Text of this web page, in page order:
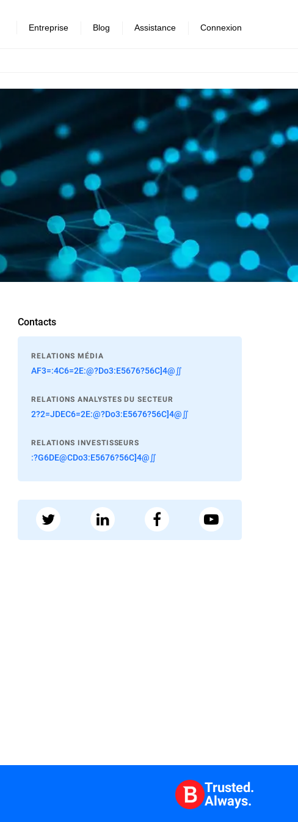
Entreprise Blog Assistance Connexion
Contacts
RELATIONS MÉDIA
AF3=:4C6=2E:@?Do3:E5676?56C]4@∬
RELATIONS ANALYSTES DU SECTEUR
2?2=JDEC6=2E:@?Do3:E5676?56C]4@∬
RELATIONS INVESTISSEURS
:?G6DE@CDo3:E5676?56C]4@∬
Trusted.
Always.